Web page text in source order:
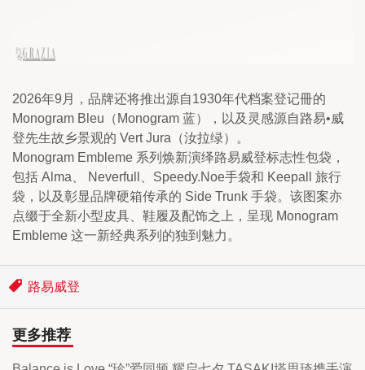
2026年9月，品牌还将推出源自1930年代档案登记冊的
Monogram Bleu（Monogram 蓝），以及灵感源自路易•威
登先生故乡景观的 Vert Jura（汝拉绿）。
Monogram Embleme 系列焕新演绎路易威登标志性包袋，
包括 Alma、 Neverfull、Speedy.Noe手袋和 Keepall 旅行
袋，以及彰显品牌硬箱传承的 Side Trunk 手袋。该图案亦
点缀于全新小型皮具、鞋履及配饰之上，呈现 Monogram
Embleme 这一新经典系列的独到魅力。
路易威登
更多推荐